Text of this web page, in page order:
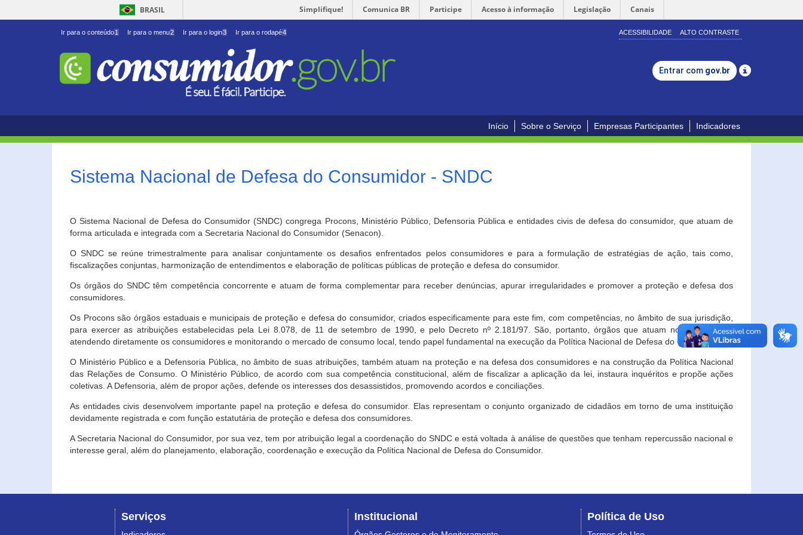
BRASIL Simplifique! Comunica BR Participe Acesso à informação Legislação Canais
Ir para o conteúdo1 Ir para o menu2 Ir para o login3 Ir para o rodapé4 ACESSIBILIDADE ALTO CONTRASTE
Entrar com gov.br
Início Sobre o Serviço Empresas Participantes Indicadores
Sistema Nacional de Defesa do Consumidor - SNDC
O Sistema Nacional de Defesa do Consumidor (SNDC) congrega Procons, Ministério Público, Defensoria Pública e entidades civis de defesa do consumidor, que atuam de
forma articulada e integrada com a Secretaria Nacional do Consumidor (Senacon).
O SNDC se reúne trimestralmente para analisar conjuntamente os desafios enfrentados pelos consumidores e para a formulação de estratégias de ação, tais como,
fiscalizações conjuntas, harmonização de entendimentos e elaboração de políticas públicas de proteção e defesa do consumidor.
Os órgãos do SNDC têm competência concorrente e atuam de forma complementar para receber denúncias, apurar irregularidades e promover a proteção e defesa dos
consumidores.
Os Procons são órgãos estaduais e municipais de proteção e defesa do consumidor, criados especificamente para este fim, com competências, no âmbito de sua jurisdição,
para exercer as atribuições estabelecidas pela Lei 8.078, de 11 de setembro de 1990, e pelo Decreto nº 2.181/97. São, portanto, órgãos que atuam no âmbito local,
atendendo diretamente os consumidores e monitorando o mercado de consumo local, tendo papel fundamental na execução da Política Nacional de Defesa do Consumidor.
O Ministério Público e a Defensoria Pública, no âmbito de suas atribuições, também atuam na proteção e na defesa dos consumidores e na construção da Política Nacional
das Relações de Consumo. O Ministério Público, de acordo com sua competência constitucional, além de fiscalizar a aplicação da lei, instaura inquéritos e propõe ações
coletivas. A Defensoria, além de propor ações, defende os interesses dos desassistidos, promovendo acordos e conciliações.
As entidades civis desenvolvem importante papel na proteção e defesa do consumidor. Elas representam o conjunto organizado de cidadãos em torno de uma instituição
devidamente registrada e com função estatutária de proteção e defesa dos consumidores.
A Secretaria Nacional do Consumidor, por sua vez, tem por atribuição legal a coordenação do SNDC e está voltada à análise de questões que tenham repercussão nacional e
interesse geral, além do planejamento, elaboração, coordenação e execução da Política Nacional de Defesa do Consumidor.
Serviços Institucional Política de Uso